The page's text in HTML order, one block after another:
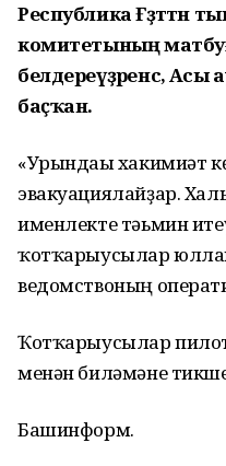
Республика Ғәҙәттән
комитетының
белдереүҙәренсә,
баҫҡан.
«Урындағы хакимиәт
эвакуациялайҙар.
именлекте тәьмин
ҡотҡарыусылар
ведомствоның
Ҡотҡарыусылар
менән биләмәне
Башинформ.